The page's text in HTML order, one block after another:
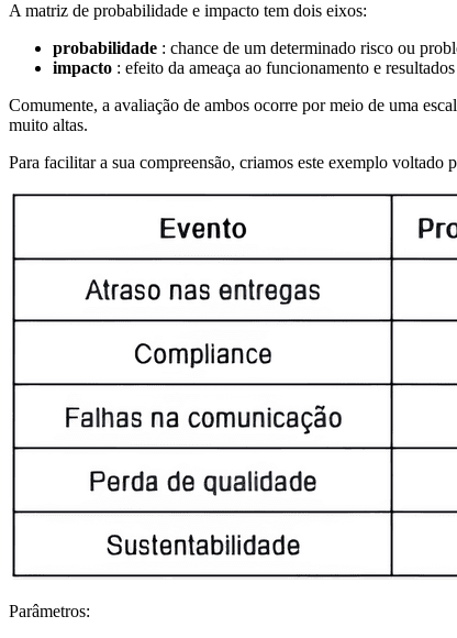
A matriz de probabilidade e impacto tem dois eixos:
probabilidade : chance de um determinado risco ou
impacto : efeito da ameaça ao funcionamento e
Comumente, a avaliação de ambos ocorre por meio de uma
muito altas.
Para facilitar a sua compreensão, criamos este exemplo voltado
Parâmetros: